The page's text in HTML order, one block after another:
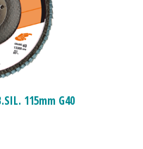
115mm G40